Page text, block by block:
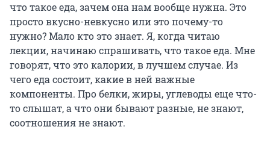
что такое еда, зачем она нам вообще нужна. Это
просто вкусно-невкусно или это почему-то
нужно? Мало кто это знает. Я, когда читаю
лекции, начинаю спрашивать, что такое еда. Мне
говорят, что это калории, в лучшем случае. Из
чего еда состоит, какие в ней важные
компоненты. Про белки, жиры, углеводы еще что-
то слышат, а что они бывают разные, не знают,
соотношения не знают.